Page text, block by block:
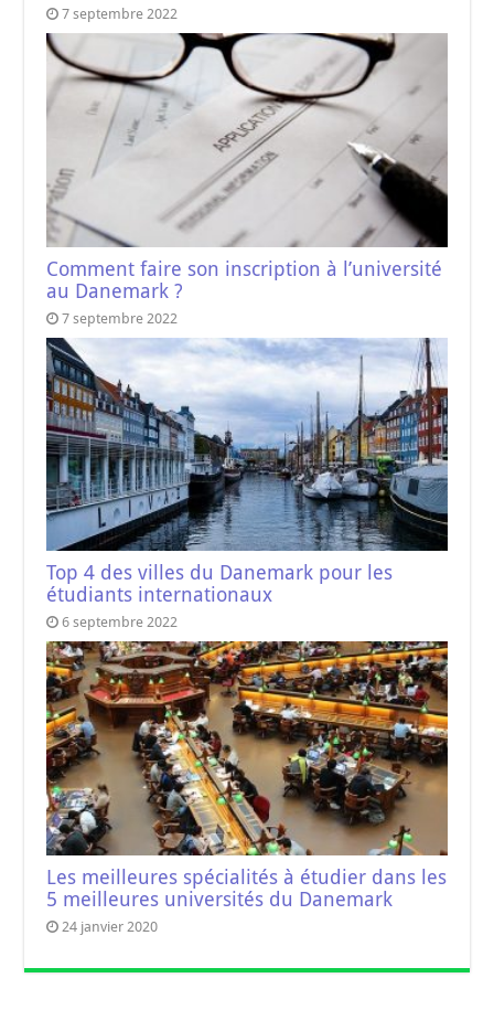
7 septembre 2022
Comment faire son inscription à l’université
au Danemark ?
7 septembre 2022
Top 4 des villes du Danemark pour les
étudiants internationaux
6 septembre 2022
Les meilleures spécialités à étudier dans les
5 meilleures universités du Danemark
24 janvier 2020